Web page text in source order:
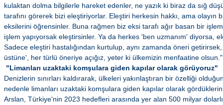
kulaktan dolma bilgilerle hareket edenler, ne yazık ki biraz da sığ
tarafını görerek bizi eleştiriyorlar. Eleştiri herkesin hakkı, ama olayın
eksilerini öğrensinler. Buna rağmen biz eksi tarafı ağır basan bir
işlem yapıyorsak eleştirsinler. Ya da herkes 'ben uzmanım' diyorsa,
Sadece eleştiri hastalığından kurtulup, aynı zamanda öneri
üstüne', her türlü öneriye açığız, yeter ki ülkemizin menfaatine olsun."
"Limanları uzaktaki komşulara giden kapılar olarak görüyoruz"
Denizlerin sınırları kaldırarak, ülkeleri yakınlaştıran bir özelliği
nedenle limanları uzaktaki komşulara giden kapılar olarak
Arslan, Türkiye'nin 2023 hedefleri arasında yer alan 500 milyar